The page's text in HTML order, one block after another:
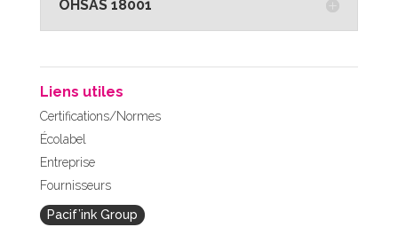
OHSAS 18001
Liens utiles
Certifications/Normes
Écolabel
Entreprise
Fournisseurs
Pacif’ink Group